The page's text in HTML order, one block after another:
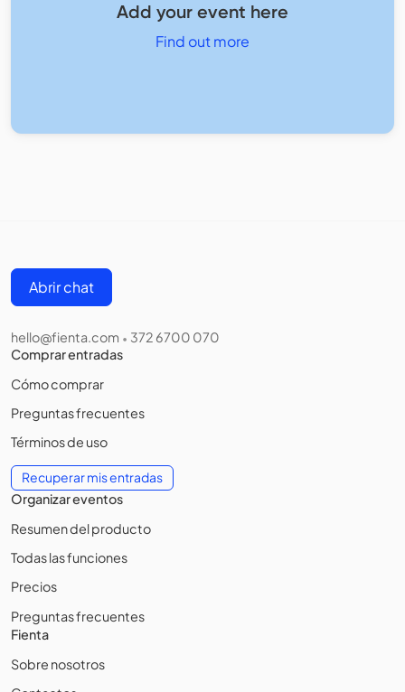
Add your event here
Find out more
Abrir chat
hello@fienta.com • 372 6700 070
Comprar entradas
Cómo comprar
Preguntas frecuentes
Términos de uso
Recuperar mis entradas
Organizar eventos
Resumen del producto
Todas las funciones
Precios
Preguntas frecuentes
Fienta
Sobre nosotros